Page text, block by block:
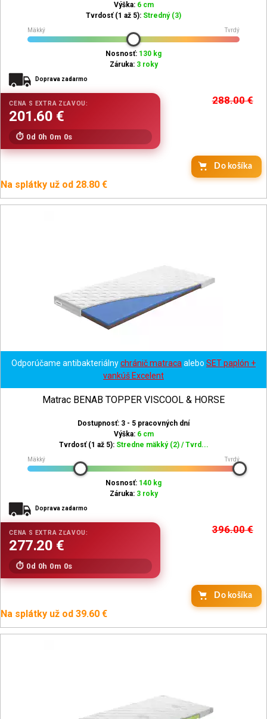
Výška: 6 cm
Tvrdosť (1 až 5): Stredný (3)
Mäkký Tvrdý
Nosnosť: 130 kg
Záruka: 3 roky
Doprava zadarmo
288.00€
0d 0h 0m 0s
Do košíka
Na splátky už od 28.80 €
Odporúčame antibakteriálnychránič matraca alebo SET paplón +
vankúš Excelent
Matrac BENAB TOPPER VISCOOL & HORSE
Dostupnosť: 3 - 5 pracovných dní
Výška: 6 cm
Tvrdosť (1 až 5): Stredne mäkký (2) / Tvrd...
Mäkký Tvrdý
Nosnosť: 140 kg
Záruka: 3 roky
Doprava zadarmo
396.00€
0d 0h 0m 0s
Do košíka
Na splátky už od 39.60 €